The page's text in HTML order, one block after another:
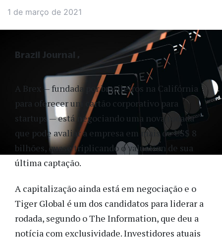
1 de março de 2021
A Brex — fundada por brasileiros na Califórnia
para oferecer um cartão corporativo para
startups — está negociando uma nova rodada
que pode avaliar a empresa em mais de US$ 8
bilhões, quase triplicando o valuation de sua
última captação.
A capitalização ainda está em negociação e o
Tiger Global é um dos candidatos para liderar a
rodada, segundo o The Information, que deu a
notícia com exclusividade. Investidores atuais
Brazil Journal